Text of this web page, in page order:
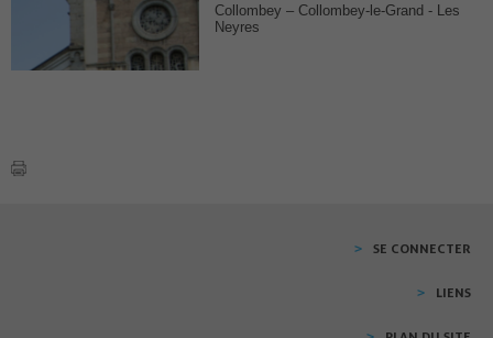
Collombey – Collombey-le-Grand - Les
Neyres
SE CONNECTER
LIENS